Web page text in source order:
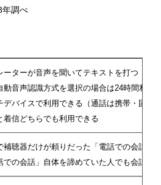
調べ
ーターが音声を聞いてテキストを打つ『手
動音声認識方式を選択の場合は24時間利用
デバイスで利用できる（通話は携帯・固定
着信どちらでも利用できる
補聴器だけが頼りだった「電話での会話」
での会話」自体を諦めていた人でも会話が